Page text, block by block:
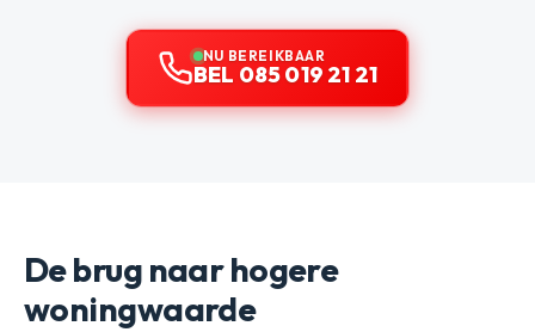
NU BEREIKBAAR
BEL 085 019 21 21
De brug naar hogere
woningwaarde